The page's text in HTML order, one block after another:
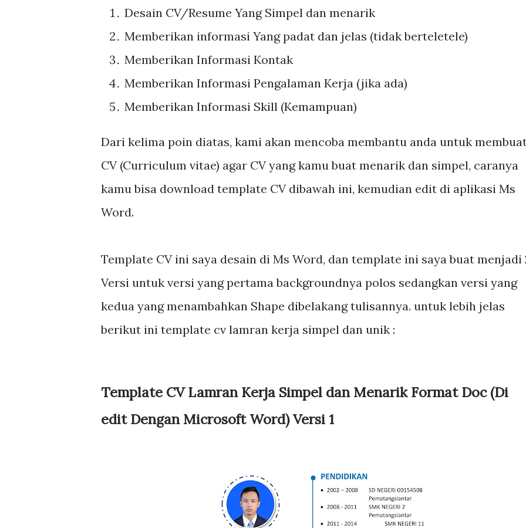
Desain CV/Resume Yang Simpel dan menarik
Memberikan informasi Yang padat dan jelas (tidak berteletele)
Memberikan Informasi Kontak
Memberikan Informasi Pengalaman Kerja (jika ada)
Memberikan Informasi Skill (Kemampuan)
Dari kelima poin diatas, kami akan mencoba membantu anda untuk
CV (Curriculum vitae) agar CV yang kamu buat menarik dan simpel, caranya
kamu bisa download template CV dibawah ini, kemudian edit di aplikasi Ms
Word.
Template CV ini saya desain di Ms Word, dan template ini saya buat menjadi
Versi untuk versi yang pertama backgroundnya polos sedangkan versi yang
kedua yang menambahkan Shape dibelakang tulisannya. untuk lebih jelas
berikut ini template cv lamran kerja simpel dan unik :
Template CV Lamran Kerja Simpel dan Menarik Format Doc (Di
edit Dengan Microsoft Word) Versi 1